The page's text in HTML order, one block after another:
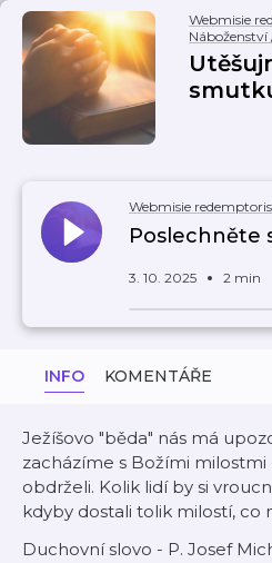
Webmisie
Webmisie
Poslechněte
3. 10. 2025 2 min
INFO KOMENTÁŘE
Ježíšovo "běda" nás má
zacházíme s Božími milostmi
obdrželi. Kolik lidí by si
kdyby dostali tolik milostí, co
Duchovní slovo - P. Josef